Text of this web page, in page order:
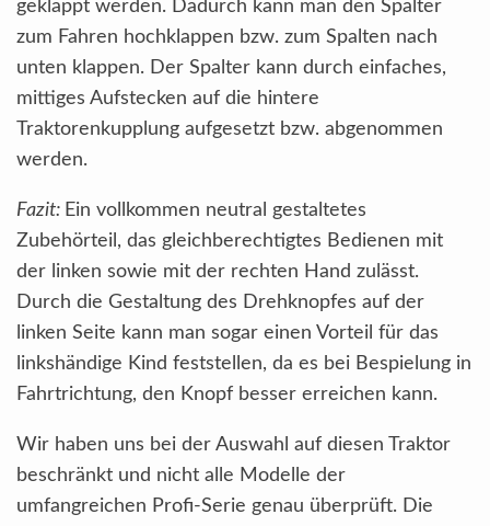
geklappt werden. Dadurch kann man den Spalter
zum Fahren hochklappen bzw. zum Spalten nach
unten klappen. Der Spalter kann durch einfaches,
mittiges Aufstecken auf die hintere
Traktorenkupplung aufgesetzt bzw. abgenommen
werden.
Fazit: Ein vollkommen neutral gestaltetes
Zubehörteil, das gleichberechtigtes Bedienen mit
der linken sowie mit der rechten Hand zulässt.
Durch die Gestaltung des Drehknopfes auf der
linken Seite kann man sogar einen Vorteil für das
linkshändige Kind feststellen, da es bei Bespielung in
Fahrtrichtung, den Knopf besser erreichen kann.
Wir haben uns bei der Auswahl auf diesen Traktor
beschränkt und nicht alle Modelle der
umfangreichen Profi-Serie genau überprüft. Die